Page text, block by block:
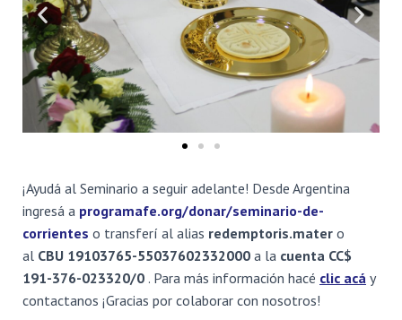
¡Ayudá al Seminario a seguir adelante! Desde Argentina
ingresá a programafe.org/donar/seminario-de-
corrientes o transferí al alias redemptoris.mater o
al CBU 19103765-55037602332000 a la cuenta CC$
191-376-023320/0 . Para más información hacé clic acá y
contactanos ¡Gracias por colaborar con nosotros!